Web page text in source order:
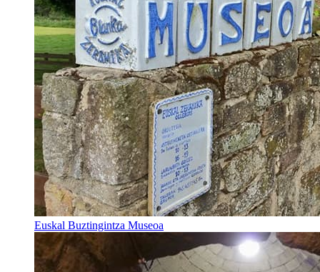
Euskal Buztingintza Museoa